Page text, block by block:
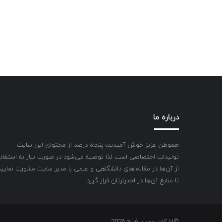
درباره ما
هموطن عزیز خوش آمیدید؛ پنجاه درصد از محتوای این سایت
تولیدات اختصاصی است لذا توصیه می‌شود در صورت نیاز به
از آن‌ها در مقاله های دانشگاهی و علمی با مدیر سایت مشورت
تا منابع آن‌ها در اختیارتان قرار گیرد.